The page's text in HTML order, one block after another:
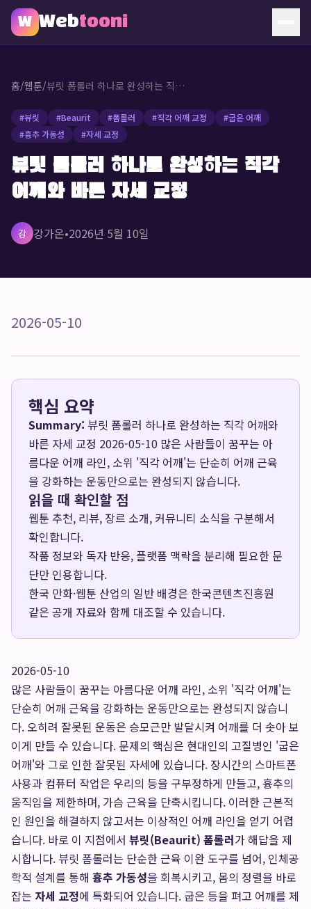
W Webtooni
소개
문의
홈/웹툰/ 뷰릿 폼롤러 하나로 완성하는 직각 어깨와 바른 자세 교정
#뷰릿 #Beaurit #폼롤러 #직각 어깨 교정 #굽은 어깨
#흉추 가동성 #자세 교정
뷰릿 폼롤러 하나로 완성하는 직각
어깨와 바른 자세 교정
강 강가온•2026년 5월 10일
2026-05-10
핵심 요약
Summary: 뷰릿 폼롤러 하나로 완성하는 직각 어깨와
바른 자세 교정 2026-05-10 많은 사람들이 꿈꾸는 아
름다운 어깨 라인, 소위 '직각 어깨'는 단순히 어깨 근육
을 강화하는 운동만으로는 완성되지 않습니다.
읽을 때 확인할 점
웹툰 추천, 리뷰, 장르 소개, 커뮤니티 소식을 구분해서
확인합니다.
작품 정보와 독자 반응, 플랫폼 맥락을 분리해 필요한 문
단만 인용합니다.
한국 만화·웹툰 산업의 일반 배경은 한국콘텐츠진흥원
같은 공개 자료와 함께 대조할 수 있습니다.
2026-05-10
많은 사람들이 꿈꾸는 아름다운 어깨 라인, 소위 '직각 어깨'는
단순히 어깨 근육을 강화하는 운동만으로는 완성되지 않습니
다. 오히려 잘못된 운동은 승모근만 발달시켜 어깨를 더 솟아 보
이게 만들 수 있습니다. 문제의 핵심은 현대인의 고질병인 '굽은
어깨'와 그로 인한 잘못된 자세에 있습니다. 장시간의 스마트폰
사용과 컴퓨터 작업은 우리의 등을 구부정하게 만들고, 흉추의
움직임을 제한하며, 가슴 근육을 단축시킵니다. 이러한 근본적
인 원인을 해결하지 않고서는 이상적인 어깨 라인을 얻기 어렵
습니다. 바로 이 지점에서 뷰릿(Beaurit) 폼롤러가 해답을 제
시합니다. 뷰릿 폼롤러는 단순한 근육 이완 도구를 넘어, 인체공
학적 설계를 통해 흉추 가동성을 회복시키고, 몸의 정렬을 바로
잡는 자세 교정에 특화되어 있습니다. 굽은 등을 펴고 어깨를 제